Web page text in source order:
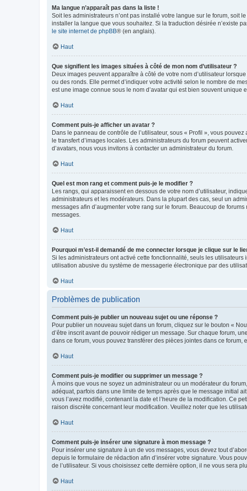
Ma langue n’apparaît pas dans la liste !
Soit les administrateurs n’ont pas installé votre langue sur le forum, soit
installer la langue que vous souhaitez. Si la traduction désirée n’existe
le site internet de phpBB® (en anglais).
Haut
Que signifient les images situées à côté de mon nom d’utilisateur ?
Deux images peuvent apparaître à côté de votre nom d’utilisateur
ou des ronds. Elle permet d’indiquer votre activité selon le nombre de
est une image connue sous le nom d’avatar qui est bien souvent unique
Haut
Comment puis-je afficher un avatar ?
Dans le panneau de contrôle de l’utilisateur, sous « Profil », vous
le transfert d’images locales. Les administrateurs du forum peuvent
d’avatars, nous vous invitons à contacter un administrateur du forum.
Haut
Quel est mon rang et comment puis-je le modifier ?
Les rangs, qui apparaissent en dessous de votre nom d’utilisateur,
administrateurs et les modérateurs. Dans la plupart des cas, seul un
messages afin d’augmenter votre rang sur le forum. Beaucoup de
messages.
Haut
Pourquoi m’est-il demandé de me connecter lorsque je clique sur le
Si les administrateurs ont activé cette fonctionnalité, seuls les
utilisation abusive du système de messagerie électronique par des
Haut
Problèmes de publication
Comment puis-je publier un nouveau sujet ou une réponse ?
Pour publier un nouveau sujet dans un forum, cliquez sur le bouton «
d’être inscrit avant de pouvoir rédiger un message. Sur chaque forum,
dans ce forum, vous pouvez transférer des pièces jointes dans ce forum,
Haut
Comment puis-je modifier ou supprimer un message ?
À moins que vous ne soyez un administrateur ou un modérateur du
adéquat, parfois dans une limite de temps après que le message initial
vous l’avez modifié, contenant la date et l’heure de la modification. Ce
raison discrète concernant leur modification. Veuillez noter que les
Haut
Comment puis-je insérer une signature à mon message ?
Pour insérer une signature à un de vos messages, vous devez tout
depuis le formulaire de rédaction afin d’insérer votre signature. Vous
de l’utilisateur. Si vous choisissez cette dernière option, il ne vous sera
Haut